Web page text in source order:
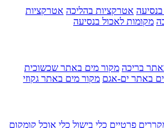
אטרקציות בהליכה אטרקציות
מקומות לאכול בנסיעה
בריכה מקור מים באתר שכשוכית
באתר ים-אגם מקור מים באתר גקוזי
פרטיים כלי בישול כלי אוכל קומקום